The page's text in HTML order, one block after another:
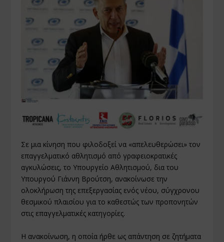
Σε μια κίνηση που φιλοδοξεί να «απελευθερώσει» τον
επαγγελματικό αθλητισμό από γραφειοκρατικές
αγκυλώσεις, το Υπουργείο Αθλητισμού, δια του
Υπουργού Γιάννη Βρούτση, ανακοίνωσε την
ολοκλήρωση της επεξεργασίας ενός νέου, σύγχρονου
θεσμικού πλαισίου για το καθεστώς των προπονητών
στις επαγγελματικές κατηγορίες.
Η ανακοίνωση, η οποία ήρθε ως απάντηση σε ζητήματα